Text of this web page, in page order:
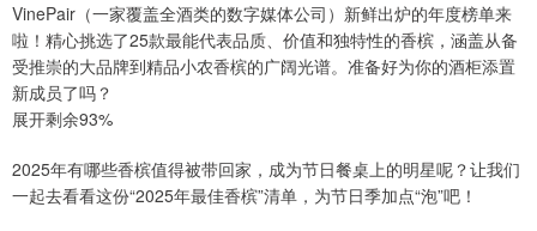
VinePair（一家覆盖全酒类的数字媒体公司）新鲜出炉的年度榜单来
啦！精心挑选了25款最能代表品质、价值和独特性的香槟，涵盖从备
受推崇的大品牌到精品小农香槟的广阔光谱。准备好为你的酒柜添置
新成员了吗？
展开剩余93%
2025年有哪些香槟值得被带回家，成为节日餐桌上的明星呢？让我们
一起去看看这份“2025年最佳香槟”清单，为节日季加点“泡”吧！